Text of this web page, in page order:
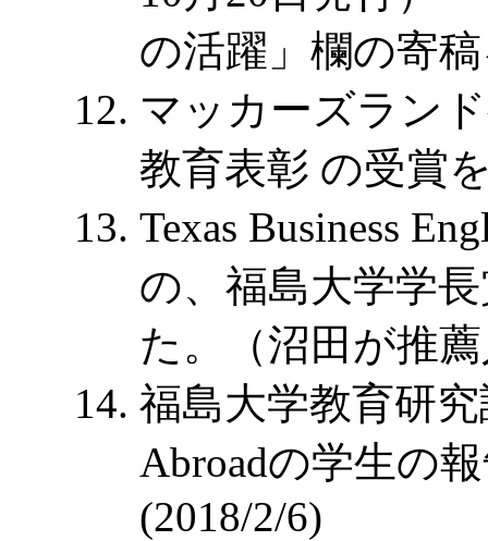
の活躍」欄の寄
マッカーズラン
教育表彰 の受賞
Texas Business
の、福島大学学
た。（沼田が推
福島大学教育研究
Abroadの学生の
(2018/2/6)